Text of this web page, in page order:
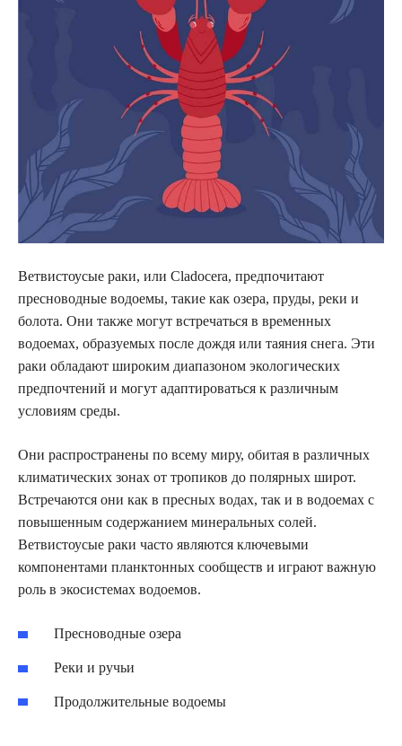
Ветвистоусые раки, или Cladocera, предпочитают
пресноводные водоемы, такие как озера, пруды, реки и
болота. Они также могут встречаться в временных
водоемах, образуемых после дождя или таяния снега. Эти
раки обладают широким диапазоном экологических
предпочтений и могут адаптироваться к различным
условиям среды.
Они распространены по всему миру, обитая в различных
климатических зонах от тропиков до полярных широт.
Встречаются они как в пресных водах, так и в водоемах с
повышенным содержанием минеральных солей.
Ветвистоусые раки часто являются ключевыми
компонентами планктонных сообществ и играют важную
роль в экосистемах водоемов.
Пресноводные озера
Реки и ручьи
Продолжительные водоемы